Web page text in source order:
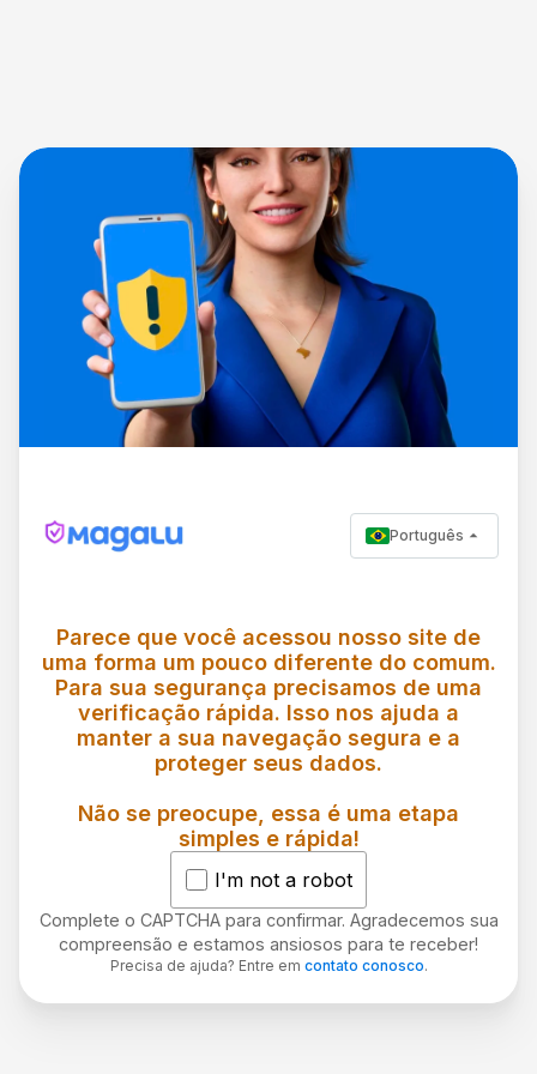
Português
Parece que você acessou nosso site de
uma forma um pouco diferente do comum.
Para sua segurança precisamos de uma
verificação rápida. Isso nos ajuda a
manter a sua navegação segura e a
proteger seus dados.
Não se preocupe, essa é uma etapa
simples e rápida!
I'm not a robot
Complete o CAPTCHA para confirmar. Agradecemos sua
compreensão e estamos ansiosos para te receber!
Precisa de ajuda? Entre em contato conosco.